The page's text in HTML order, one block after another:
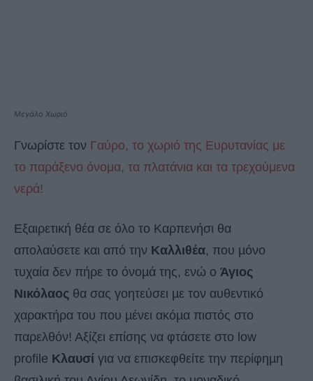
Μεγάλο Χωριό
Γνωρίστε τον Γαύρο, το χωριό της Ευρυτανίας με
το παράξενο όνομα, τα πλατάνια και τα τρεχούμενα
νερά!
Εξαιρετική θέα σε όλο το Καρπενήσι θα
απολαύσετε και από την Καλλιθέα, που µόνο
τυχαία δεν πήρε το όνοµά της, ενώ ο Άγιος
Νικόλαος θα σας γοητεύσει µε τον αυθεντικό
χαρακτήρα του που µένει ακόµα πιστός στο
παρελθόν! Αξίζει επίσης να φτάσετε στο low
profile Κλαυσί για να επισκεφθείτε την περίφηµη